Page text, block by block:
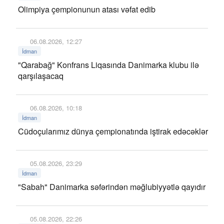
Olimpiya çempionunun atası vəfat edib
06.08.2026, 12:27
İdman
"Qarabağ" Konfrans Liqasında Danimarka klubu ilə
qarşılaşacaq
06.08.2026, 10:18
İdman
Cüdoçularımız dünya çempionatında iştirak edəcəklər
05.08.2026, 23:29
İdman
"Sabah" Danimarka səfərindən məğlubiyyətlə qayıdır
05.08.2026, 22:26